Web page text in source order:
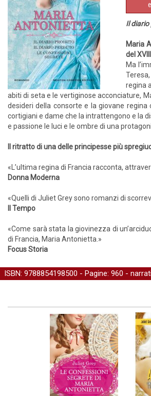
Il diario
Maria
del
Ma
regina
abiti di seta e le vertiginose acconciature,
desideri della consorte e la giovane
cortigiani e dame che la intrattengono e la
e passione le luci e le ombre di una
Il ritratto di una delle principesse più
«L’ultima regina di Francia racconta,
Donna Moderna
«Quelli di Juliet Grey sono romanzi di
Il Tempo
«Come sarà stata la giovinezza di
di Francia, Maria Antonietta.»
Focus Storia
ISBN: 9788854198500 - Pagine: 960 -